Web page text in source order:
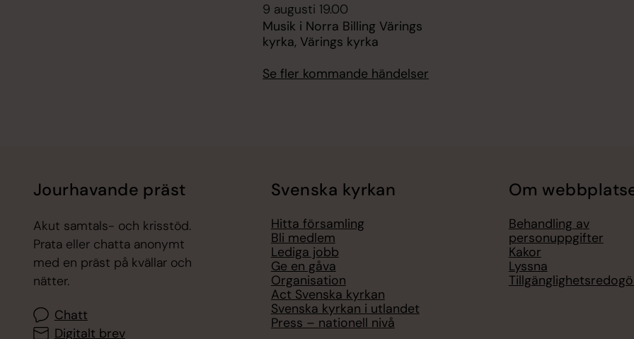
9 augusti 19.00
Musik i Norra Billing Värings
kyrka, Värings kyrka
Se fler kommande händelser
Jourhavande präst
Akut samtals- och krisstöd.
Prata eller chatta anonymt
med en präst på kvällar och
nätter.
Chatt
Digitalt brev
Svenska kyrkan
Hitta församling
Bli medlem
Lediga jobb
Ge en gåva
Organisation
Act Svenska kyrkan
Svenska kyrkan i utlandet
Press – nationell nivå
Om
Behandling av
personuppgifter
Kakor
Lyssna